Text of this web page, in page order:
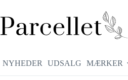
indhold
NYHEDER UDSALG MÆRKER